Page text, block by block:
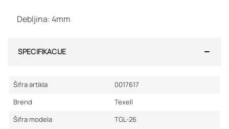
Debljina: 4mm
SPECIFIKACIJE
Šifra artikla
0017617
Brend
Texell
Šifra modela
TGL-26